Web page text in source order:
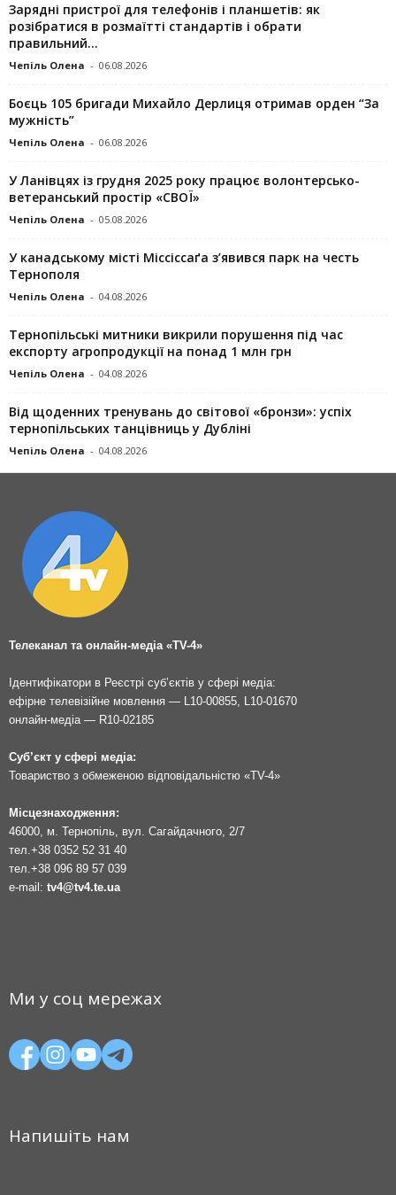
Зарядні пристрої для телефонів і планшетів: як
розібратися в розмаїтті стандартів і обрати
правильний...
Чепіль Олена - 06.08.2026
Боєць 105 бригади Михайло Дерлиця отримав орден “За
мужність”
Чепіль Олена - 06.08.2026
У Ланівцях із грудня 2025 року працює волонтерсько-
ветеранський простір «СВОЇ»
Чепіль Олена - 05.08.2026
У канадському місті Міссіссаґа з’явився парк на честь
Тернополя
Чепіль Олена - 04.08.2026
Тернопільські митники викрили порушення під час
експорту агропродукції на понад 1 млн грн
Чепіль Олена - 04.08.2026
Від щоденних тренувань до світової «бронзи»: успіх
тернопільських танцівниць у Дубліні
Чепіль Олена - 04.08.2026
Телеканал та онлайн-медіа «TV-4»
Ідентифікатори в Реєстрі суб’єктів у сфері медіа:
ефірне телевізійне мовлення — L10-00855, L10-01670
онлайн-медіа — R10-02185
Суб’єкт у сфері медіа:
Товариство з обмеженою відповідальністю «TV-4»
Місцезнаходження:
46000, м. Тернопіль, вул. Сагайдачного, 2/7
тел.+38 0352 52 31 40
тел.+38 096 89 57 039
e-mail: tv4@tv4.te.ua
Ми у соц мережах
Напишіть нам